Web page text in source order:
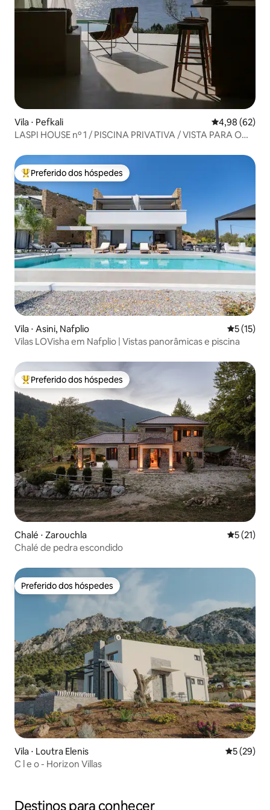
Vila ⋅ Pefkali 4,98 de uma
4,98 (62)
LASPI HOUSE nº 1 / PISCINA PRIVATIVA / VISTA PARA O
Entre os melhores preferidos dos hóspedes
Preferido dos hóspedes
Vila ⋅ Asini, Nafplio 5 de uma
5 (15)
Vilas LOVisha em Nafplio | Vistas panorâmicas e piscina
Entre os melhores preferidos dos hóspedes
Preferido dos hóspedes
Chalé ⋅ Zarouchla 5 de uma
5 (21)
Chalé de pedra escondido
Preferido dos hóspedes
Preferido dos hóspedes
Vila ⋅ Loutra Elenis 5 de uma
5 (29)
C l e o - Horizon Villas
Destinos para conhecer